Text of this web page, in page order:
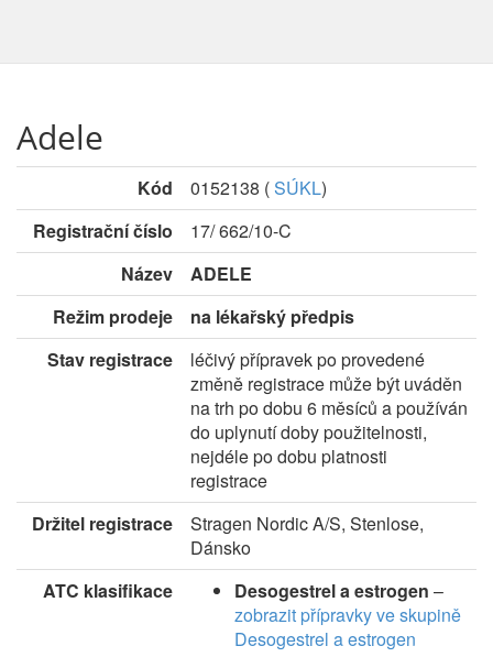
Adele
Kód 0152138 (SÚKL)
Registrační číslo
17/ 662/10-C
Název
ADELE
Režim prodeje
na lékařský předpis
Stav registrace
léčivý přípravek po provedené
změně registrace může být uváděn
na trh po dobu 6 měsíců a používán
do uplynutí doby použitelnosti,
nejdéle po dobu platnosti
registrace
Držitel registrace
Stragen Nordic A/S, Stenlose,
Dánsko
ATC klasifikace
Desogestrel a estrogen –
zobrazit přípravky ve skupině
Desogestrel a estrogen